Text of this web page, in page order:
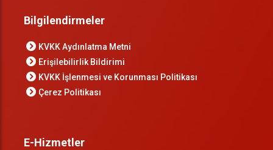
Bilgilendirmeler
KVKK Aydınlatma Metni
Erişilebilirlik Bildirimi
KVKK İşlenmesi ve Korunması Politikası
Çerez Politikası
E-Hizmetler